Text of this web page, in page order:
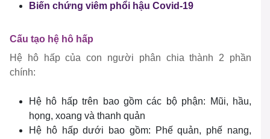
Biến chứng viêm phổi hậu Covid-19
Cấu tạo hệ hô hấp
Hệ hô hấp của con người phân chia thành 2 phần
chính:
Hệ hô hấp trên bao gồm các bộ phận: Mũi, hầu,
họng, xoang và thanh quản
Hệ hô hấp dưới bao gồm: Phế quản, phế nang,